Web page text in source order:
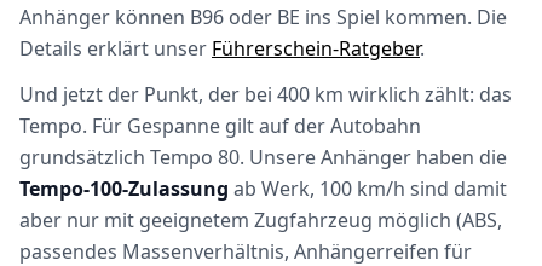
Anhänger können B96 oder BE ins Spiel kommen. Die
Details erklärt unser Führerschein-Ratgeber.
Und jetzt der Punkt, der bei 400 km wirklich zählt: das
Tempo. Für Gespanne gilt auf der Autobahn
grundsätzlich Tempo 80. Unsere Anhänger haben die
Tempo-100-Zulassung ab Werk, 100 km/h sind damit
aber nur mit geeignetem Zugfahrzeug möglich (ABS,
passendes Massenverhältnis, Anhängerreifen für